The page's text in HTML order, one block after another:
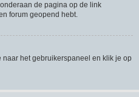
de pagina op de link
forum geopend hebt.
het gebruikerspaneel en klik je op